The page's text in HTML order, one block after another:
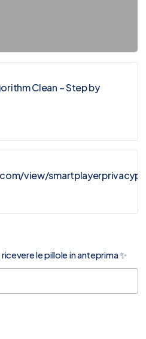
Clean – Step by
view/
le pillole in anteprima ✨